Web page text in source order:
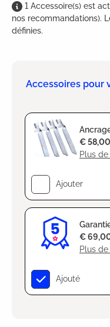
1 Accessoire(s) est
nos recommandations).
définies.
Accessoires pour
Plus
€ 58,00
Ajouter
Plus
€
Ajouté